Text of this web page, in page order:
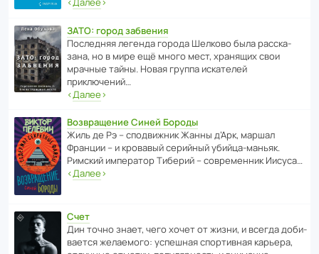
ЗАТО: город забвения
После­дняя легенда города Шелково была расска­
зана, но в мире ещё много мест, хранящих свои
мрачные тайны. Новая группа иска­телей
приключений…
‹Далее›
Возвращение Синей Бороды
Жиль де Рэ – спод­ви­жник Жанны д’Арк, маршал
Франции – и кровавый серийный убийца-маньяк.
Римский импе­ратор Тиберий – совре­менник Иисуса…
‹Далее›
Счет
Дин точно знает, чего хочет от жизни, и всегда доби­
ва­ется жела­е­мого: успе­шная спор­ти­вная карьера,